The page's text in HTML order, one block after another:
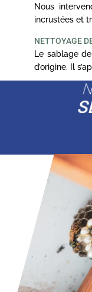
Nous
incrustées et
NETTOYAGE
Le sablage
d’origine. Il